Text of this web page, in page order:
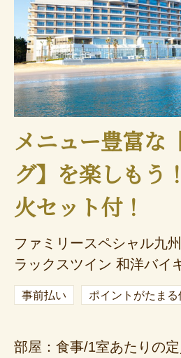
メニュー豊富な
グ】を楽しもう
火セット付！
ファミリースペシャル九
ラックスツイン 和洋バイ
事前払い ポイントがたまる
部屋：食事/1室あたりの定